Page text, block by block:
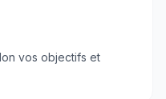
vos objectifs et